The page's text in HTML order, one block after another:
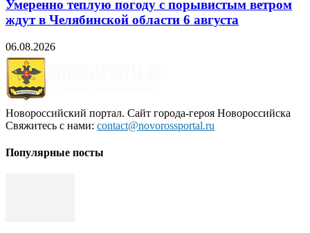
Умеренно теплую погоду с порывистым ветром
ждут в Челябинской области 6 августа
06.08.2026
Новороссийский портал. Сайт города-героя Новороссийска
Свяжитесь с нами: contact@novorossportal.ru
Популярные посты